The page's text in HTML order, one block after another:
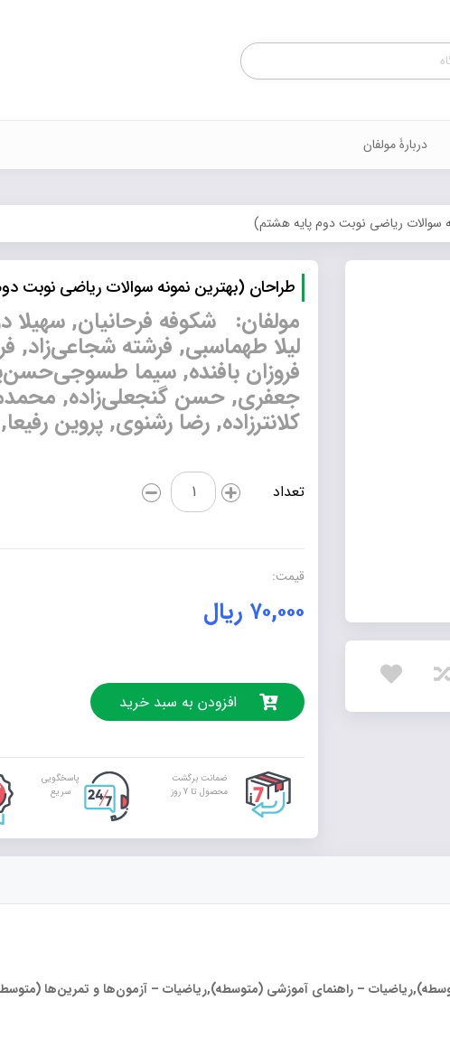
Products
search
دربارۀ مولفان
سوالات ریاضی نوبت دوم پایه هشتم)
طراحان (بهترین نمونه سوالات ریاضی نوبت
مولفان: شکوفه فرحانیان, سهیلا
لیلا طهماسبی, فرشته شجاعی‌زاد,
فروزان بافنده, سیما
جعفری, حسن گنجعلی‌زاده,
کلانترزاده, رضا رشنوی, پروین
تعداد
طراحان
(بهترین
سوالات
دوم
پایه
قیمت:
۷۰,۰۰۰ ریال
افزودن به سبد خرید
ضمانت برگشت
محصول تا 7 روز
پاسخگویی
سریع
– راهنمای آموزشی (متوسطه),ریاضیات – آزمون‌ها و تمرین‌ها